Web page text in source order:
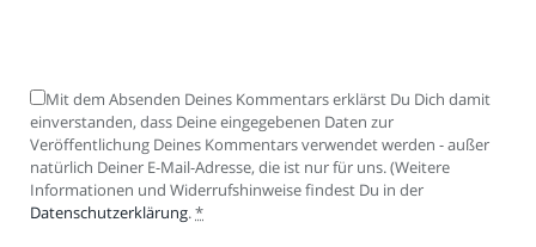
Mit dem Absenden Deines Kommentars erklärst Du Dich damit
einverstanden, dass Deine eingegebenen Daten zur
Veröffentlichung Deines Kommentars verwendet werden - außer
natürlich Deiner E-Mail-Adresse, die ist nur für uns. (Weitere
Informationen und Widerrufshinweise findest Du in der
Datenschutzerklärung.*